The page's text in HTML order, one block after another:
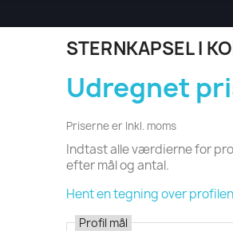
STERNKAPSEL I
Udregnet
Priserne er Inkl. moms
Indtast alle værdierne for
efter mål og antal.
Hent en tegning over
Profil mål